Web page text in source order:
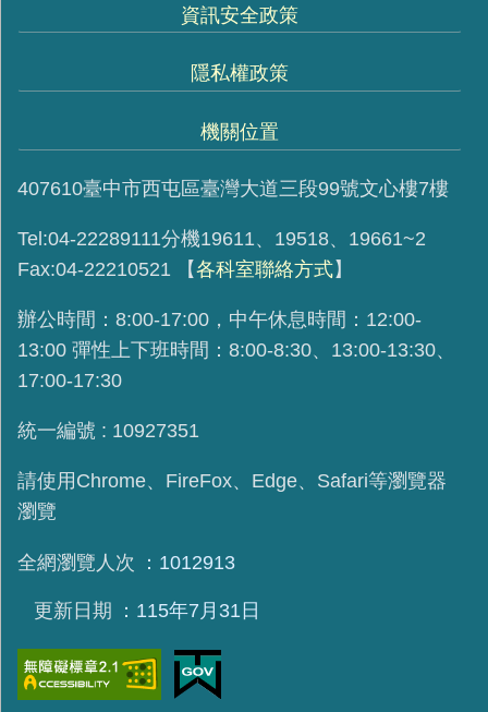
資訊安全政策
隱私權政策
機關位置
407610臺中市西屯區臺灣大道三段99號文心樓7樓
Tel:04-22289111分機19611、19518、19661~2
Fax:04-22210521
【各科室聯絡方式】
辦公時間：8:00-17:00，中午休息時間：12:00-
13:00 彈性上下班時間：8:00-8:30、13:00-13:30、
17:00-17:30
統一編號 : 10927351
請使用 Chrome、FireFox、Edge、Safari等瀏覽器
瀏覽
全網瀏覽人次 1012913
更新日期 115年7月31日